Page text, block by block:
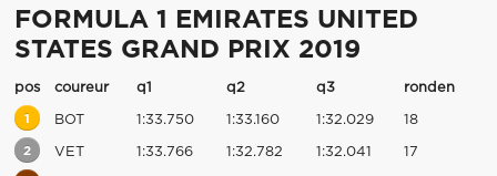
FORMULA 1 EMIRATES UNITED
STATES GRAND PRIX 2019
pos coureur q1 q2 q3 ronden
1 BOT 1:33.750 1:33.160 1:32.029 18
2 VET 1:33.766 1:32.782 1:32.041 17